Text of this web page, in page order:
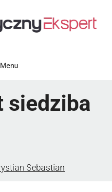
Menu
siedziba
Sebastian